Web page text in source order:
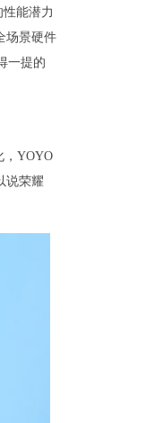
能潜力
场景硬件
一提的
，YOYO
说荣耀